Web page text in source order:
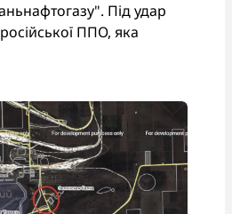
Під удар
ППО, яка